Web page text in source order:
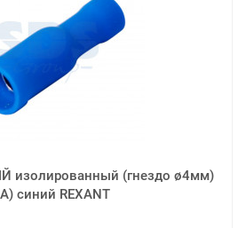
(гнездо ø4мм)
синий REXANT